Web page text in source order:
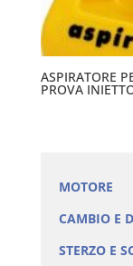
ASPIRATORE
PROVA
MOTORE
CAMBIO E
STERZO E